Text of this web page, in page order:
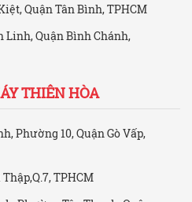
Quận Tân Bình, TPHCM
Linh, Quận Bình Chánh,
THIÊN HÒA
Phường 10, Quận Gò Vấp,
TPHCM